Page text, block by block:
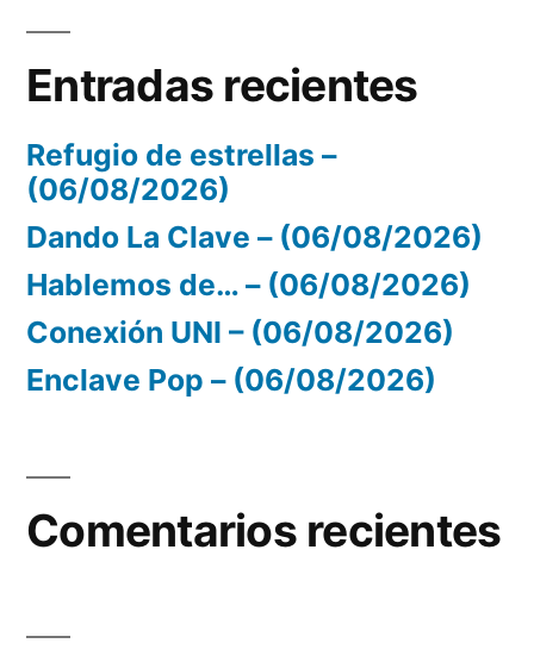
Entradas recientes
Refugio de estrellas –
(06/08/2026)
Dando La Clave – (06/08/2026)
Hablemos de… – (06/08/2026)
Conexión UNI – (06/08/2026)
Enclave Pop – (06/08/2026)
Comentarios recientes